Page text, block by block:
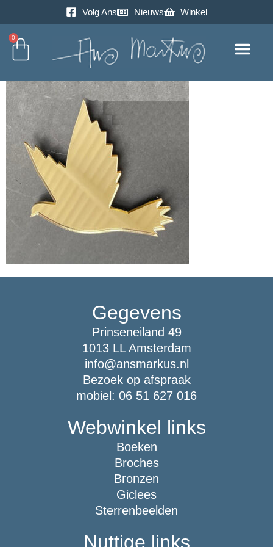
Volg Ans Nieuws Winkel
0
Gegevens
Prinseneiland 49
1013 LL Amsterdam
info@ansmarkus.nl
Bezoek op afspraak
mobiel: 06 51 627 016
Webwinkel links
Boeken
Broches
Bronzen
Giclees
Sterrenbeelden
Nuttige links